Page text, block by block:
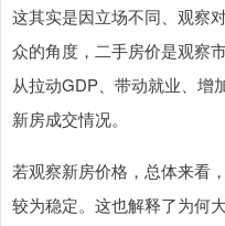
这其实是因立场不同、观察
众的角度，二手房价是观察
从拉动GDP、带动就业、增
新房成交情况。
若观察新房价格，总体来看
较为稳定。这也解释了为何